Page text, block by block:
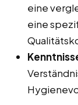
eine
eine